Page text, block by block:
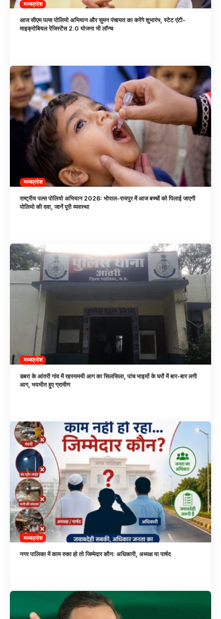
मध्यप्रदेश
आज सीएम पल्स पोलियो अभियान और सुमन पंचायत का करेंगे शुभारंभ, स्टेट एंटी-
माइक्रोबियल रेजिस्टेंस 2.0 योजना भी लॉन्च
मध्यप्रदेश
राष्ट्रीय पल्स पोलियो अभियान 2026: भोपाल-रायपुर में आज बच्चों को पिलाई जाएगी
पोलियो की दवा, जानें पूरी व्यवस्था
मध्यप्रदेश
डबरा के आंतरी गांव में रहस्यमयी आग का सिलसिला, पांच भाइयों के घरों में बार-बार लगी
आग, भयभीत हुए ग्रामीण
मध्यप्रदेश
नगर पालिका में काम रुका हो तो जिम्मेदार कौन: अधिकारी, अध्यक्ष या पार्षद